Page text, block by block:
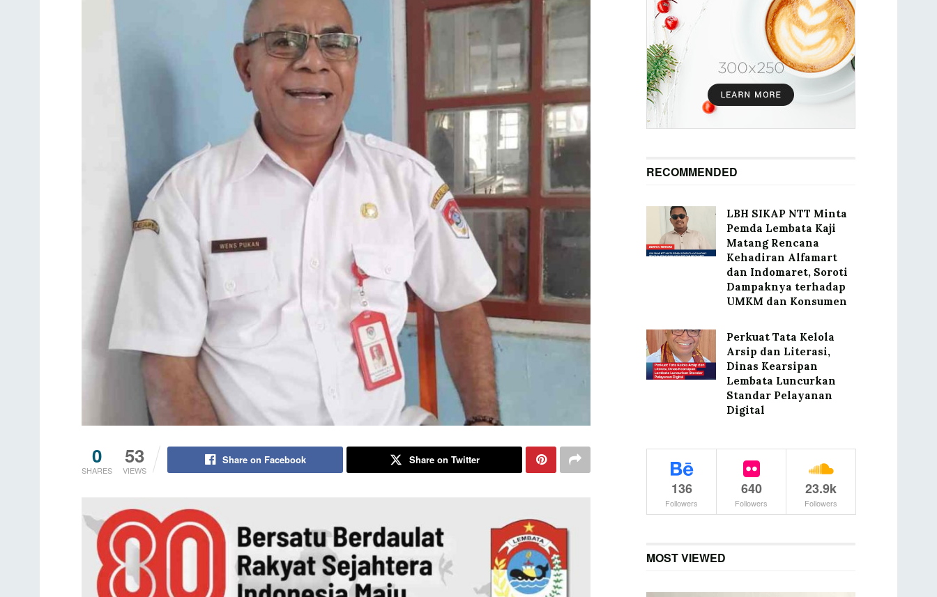
0
SHARES
53
VIEWS
Share on Facebook Share on Twitter
RECOMMENDED
LBH SIKAP NTT Minta
Pemda Lembata Kaji
Matang Rencana
Kehadiran Alfamart
dan Indomaret, Soroti
Dampaknya terhadap
UMKM dan Konsumen
Perkuat Tata Kelola
Arsip dan Literasi,
Dinas Kearsipan
Lembata Luncurkan
Standar Pelayanan
Digital
136
Followers
640
Followers
23.9k
Followers
MOST VIEWED